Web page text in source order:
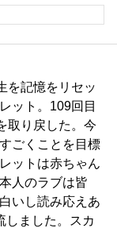
を記憶をリセッ
ット。109回目
取り戻した。今
ごくことを目標
ットは赤ちゃん
人のラブは皆
いし読み応えあ
しました。スカ